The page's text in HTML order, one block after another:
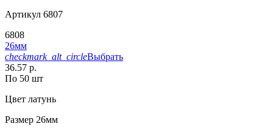
Артикул 6807
6808
26мм
checkmark_alt_circleВыбрать
36.57 р.
По 50 шт
Цвет латунь
Размер 26мм